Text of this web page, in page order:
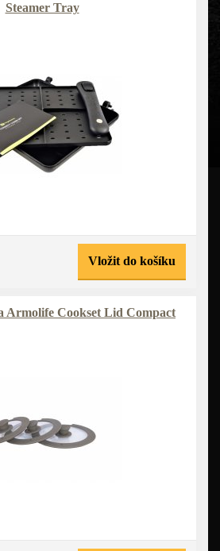
Steamer Tray
Vložit do košíku
Armolife Cookset Lid Compact